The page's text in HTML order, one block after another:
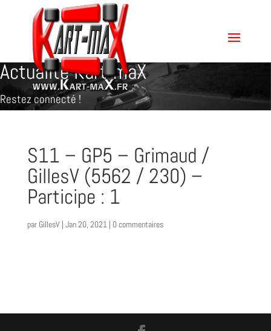
Actualité Kart-maX
Restez connecté !
S11 – GP5 – Grimaud /
GillesV (5562 / 230) –
Participe : 1
par GillesV| Jan 20, 2021| 0 commentaires